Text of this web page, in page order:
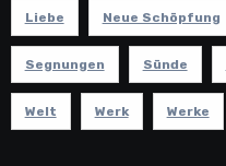
Liebe Neue Schöpfung
Segnungen Sünde
Welt Werk Werke